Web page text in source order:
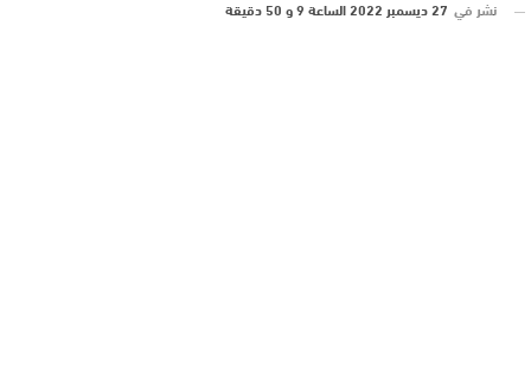
نشر في 27 ديسمبر 2022 الساعة 9 و 50 دقيقة